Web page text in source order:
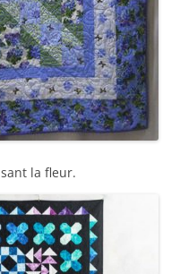
la fleur.